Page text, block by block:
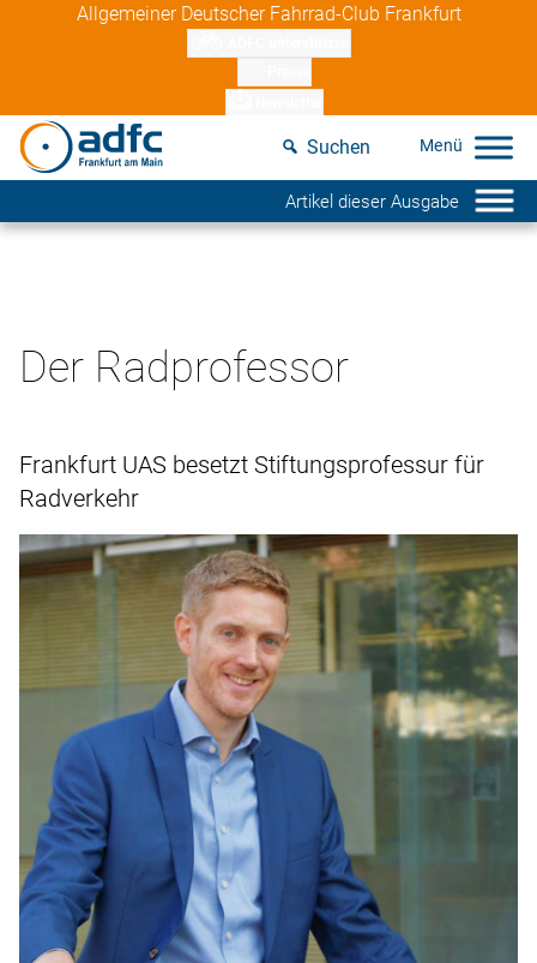
Allgemeiner Deutscher Fahrrad-Club Frankfurt
Suchen
Artikel dieser Ausgabe
Der Radprofessor
Frankfurt UAS besetzt Stiftungsprofessur für
Radverkehr